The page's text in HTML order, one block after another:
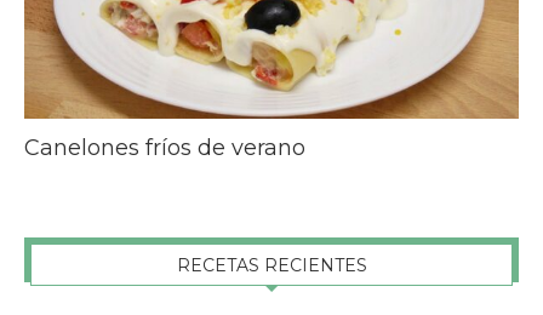
Canelones fríos de verano
RECETAS RECIENTES